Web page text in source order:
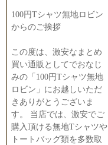
100円Tシャツ無地ロビン
からのご挨拶
この度は、激安なまとめ
買い通販としてでおなじ
みの「100円Tシャツ無地
ロビン」にお越しいただ
きありがとうございま
す。 当店では、激安でご
購入頂ける無地Tシャツや
トートバッグ類を多数取